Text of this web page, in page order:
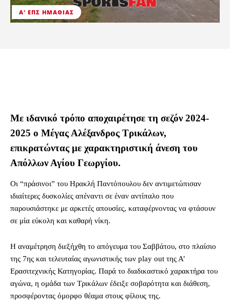
Α' ΕΠΣ ΗΜΑΘΊΑΣ
Με ιδανικό τρόπο αποχαιρέτησε τη σεζόν 2024-
2025 ο Μέγας Αλέξανδρος Τρικάλων,
επικρατώντας με χαρακτηριστική άνεση του
Απόλλων Αγίου Γεωργίου.
Οι “πράσινοι” του Ηρακλή Παντόπουλου δεν αντιμετώπισαν
ιδιαίτερες δυσκολίες απέναντι σε έναν αντίπαλο που
παρουσιάστηκε με αρκετές απουσίες, καταφέρνοντας να φτάσουν
σε μία εύκολη και καθαρή νίκη.
Η αναμέτρηση διεξήχθη το απόγευμα του Σαββάτου, στο πλαίσιο
της 7ης και τελευταίας αγωνιστικής των play out της Α’
Ερασιτεχνικής Κατηγορίας. Παρά το διαδικαστικό χαρακτήρα του
αγώνα, η ομάδα των Τρικάλων έδειξε σοβαρότητα και διάθεση,
προσφέροντας όμορφο θέαμα στους φίλους της.